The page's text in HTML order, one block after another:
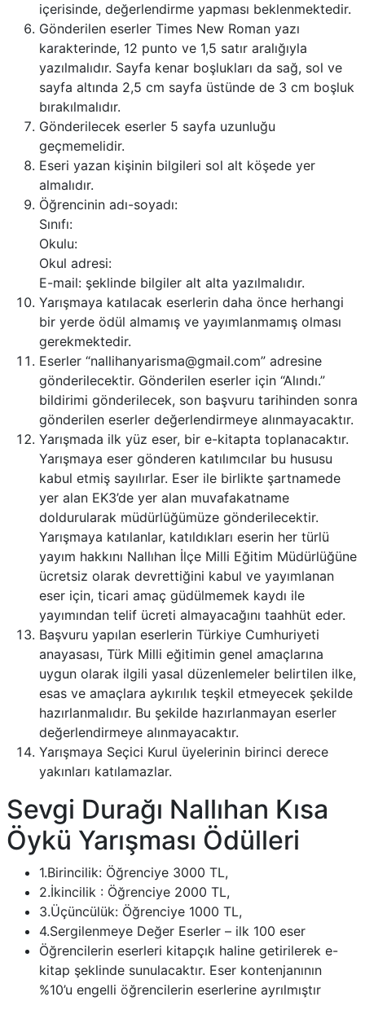
içerisinde, değerlendirme yapması beklenmektedir.
Gönderilen eserler Times New Roman yazı
karakterinde, 12 punto ve 1,5 satır aralığıyla
yazılmalıdır. Sayfa kenar boşlukları da sağ, sol ve
sayfa altında 2,5 cm sayfa üstünde de 3 cm boşluk
bırakılmalıdır.
Gönderilecek eserler 5 sayfa uzunluğu
geçmemelidir.
Eseri yazan kişinin bilgileri sol alt köşede yer
almalıdır.
Öğrencinin adı-soyadı:
Sınıfı:
Okulu:
Okul adresi:
E-mail: şeklinde bilgiler alt alta yazılmalıdır.
Yarışmaya katılacak eserlerin daha önce herhangi
bir yerde ödül almamış ve yayımlanmamış olması
gerekmektedir.
Eserler “nallihanyarisma@gmail.com” adresine
gönderilecektir. Gönderilen eserler için “Alındı.”
bildirimi gönderilecek, son başvuru tarihinden sonra
gönderilen eserler değerlendirmeye alınmayacaktır.
Yarışmada ilk yüz eser, bir e-kitapta toplanacaktır.
Yarışmaya eser gönderen katılımcılar bu hususu
kabul etmiş sayılırlar. Eser ile birlikte şartnamede
yer alan EK3’de yer alan muvafakatname
doldurularak müdürlüğümüze gönderilecektir.
Yarışmaya katılanlar, katıldıkları eserin her türlü
yayım hakkını Nallıhan İlçe Milli Eğitim Müdürlüğüne
ücretsiz olarak devrettiğini kabul ve yayımlanan
eser için, ticari amaç güdülmemek kaydı ile
yayımından telif ücreti almayacağını taahhüt eder.
Başvuru yapılan eserlerin Türkiye Cumhuriyeti
anayasası, Türk Milli eğitimin genel amaçlarına
uygun olarak ilgili yasal düzenlemeler belirtilen ilke,
esas ve amaçlara aykırılık teşkil etmeyecek şekilde
hazırlanmalıdır. Bu şekilde hazırlanmayan eserler
değerlendirmeye alınmayacaktır.
Yarışmaya Seçici Kurul üyelerinin birinci derece
yakınları katılamazlar.
Sevgi Durağı Nallıhan Kısa
Öykü Yarışması Ödülleri
1.Birincilik: Öğrenciye 3000 TL,
2.İkincilik : Öğrenciye 2000 TL,
3.Üçüncülük: Öğrenciye 1000 TL,
4.Sergilenmeye Değer Eserler – ilk 100 eser
Öğrencilerin eserleri kitapçık haline getirilerek e-
kitap şeklinde sunulacaktır. Eser kontenjanının
%10’u engelli öğrencilerin eserlerine ayrılmıştır